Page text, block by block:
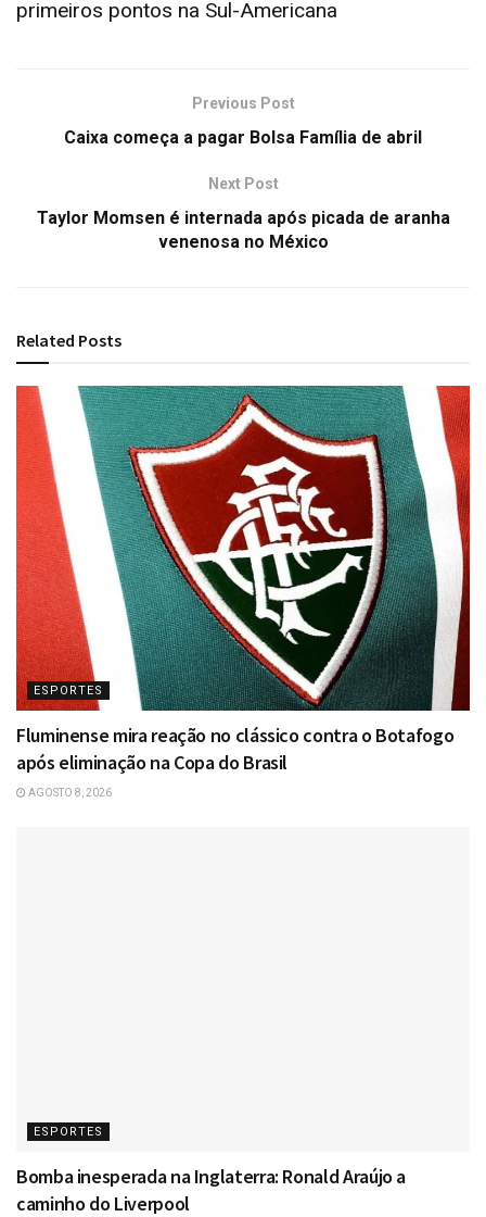
primeiros pontos na Sul-Americana
Previous Post
Caixa começa a pagar Bolsa Família de abril
Next Post
Taylor Momsen é internada após picada de aranha
venenosa no México
Related Posts
ESPORTES
Fluminense mira reação no clássico contra o Botafogo
após eliminação na Copa do Brasil
AGOSTO 8, 2026
ESPORTES
Bomba inesperada na Inglaterra: Ronald Araújo a
caminho do Liverpool